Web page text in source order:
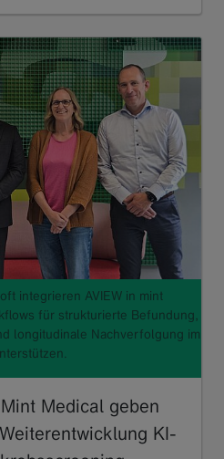
integrieren AVIEW in mint
für strukturierte Befundung,
longitudinale Nachverfolgung im
Medical geben
KI-